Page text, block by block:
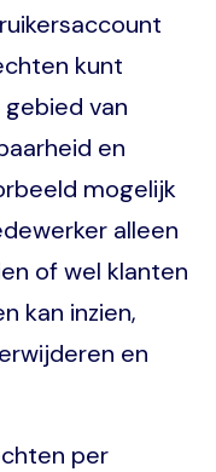
kunt
van
en
mogelijk
alleen
of wel klanten
kan inzien,
en
per